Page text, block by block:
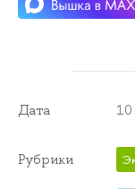
Дата
Рубрики